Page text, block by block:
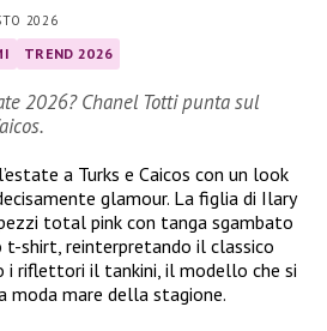
2026
TREND 2026
2026? Chanel Totti punta sul
a Turks e Caicos con un look
glamour. La figlia di Ilary
total pink con tanga sgambato
shirt, reinterpretando il classico
riflettori il tankini, il modello che si
moda mare della stagione.